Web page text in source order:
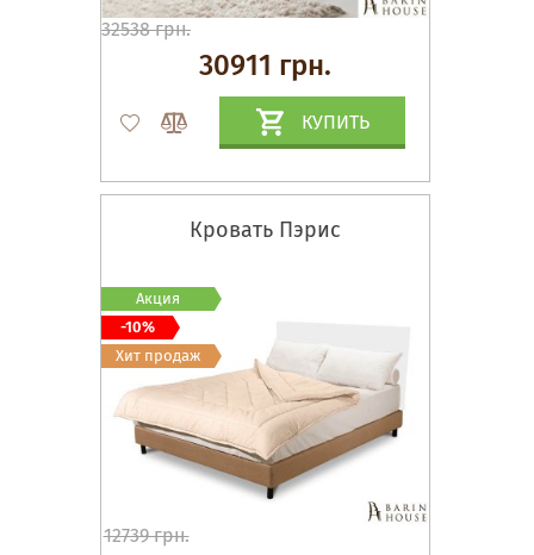
32538 грн.
30911 грн.
КУПИТЬ
Кровать Пэрис
12739 грн.
Акция
-10%
Хит продаж